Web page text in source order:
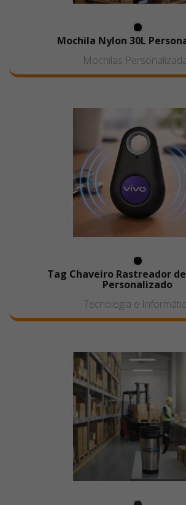
Mochila Nylon 30L
Mochilas
Tag Chaveiro Rastreador
Personalizado
Tecnologia e